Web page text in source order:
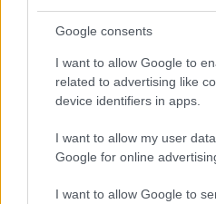
Google consents
I want to allow Google to
related to advertising like
device identifiers in apps.
I want to allow my user
Google for online
I want to allow Google to